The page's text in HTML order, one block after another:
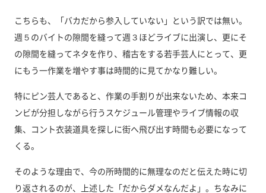
こちらも、「バカだから参入していない」という訳では無い。
週５のバイトの隙間を縫って週３ほどライブに出演し、更にそ
の隙間を縫ってネタを作り、稽古をする若手芸人にとって、更
にもう一作業を増やす事は時間的に見てかなり難しい。
特にピン芸人であると、作業の手割りが出来ないため、本来コ
ンビが分担しながら行うスケジュール管理やライブ情報の収
集、コント衣装道具を探しに街へ飛び出す時間も必要になって
くる。
そのような理由で、今の所時間的に無理なのだと伝えた時に切
り返されるのが、上述した「だからダメなんだよ」。ちなみに